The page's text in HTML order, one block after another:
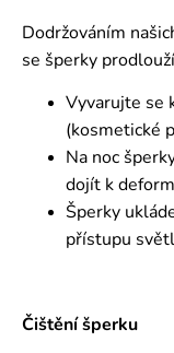
Dodržováním
se šperky
Vyvarujte se
(kosmetické
Na noc
dojít k
Šperky
přístupu
Čištění šperku